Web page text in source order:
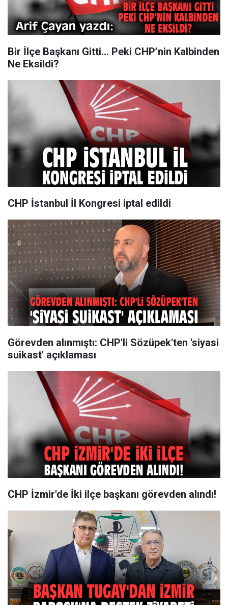
Bir İlçe Başkanı Gitti… Peki CHP’nin Kalbinden
Ne Eksildi?
CHP İstanbul İl Kongresi iptal edildi
Görevden alınmıştı: CHP'li Sözüpek'ten 'siyasi
suikast' açıklaması
CHP İzmir'de İki ilçe başkanı görevden alındı!